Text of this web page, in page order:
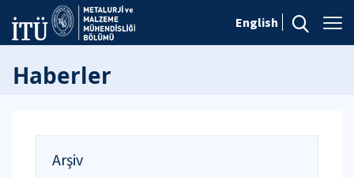
English
Haberler
Arşiv